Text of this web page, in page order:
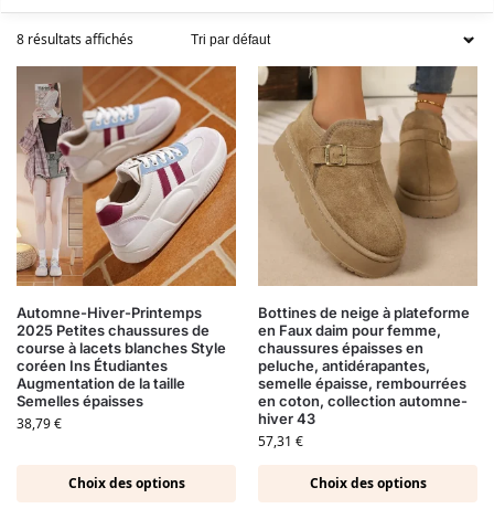
8 résultats affichés
Automne-Hiver-Printemps
2025 Petites chaussures de
course à lacets blanches Style
coréen Ins Étudiantes
Augmentation de la taille
Semelles épaisses
38,79€
Choix des options
Bottines de neige à plateforme
en Faux daim pour femme,
chaussures épaisses en
peluche, antidérapantes,
semelle épaisse, rembourrées
en coton, collection automne-
hiver 43
57,31 €
Choix des options